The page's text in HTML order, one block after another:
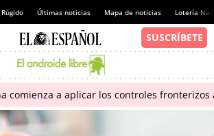
Últimas noticias Mapa de noticias Lotería
comienza a aplicar los controles